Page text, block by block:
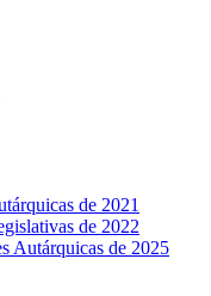
de 2021
de 2022
Autárquicas de 2025